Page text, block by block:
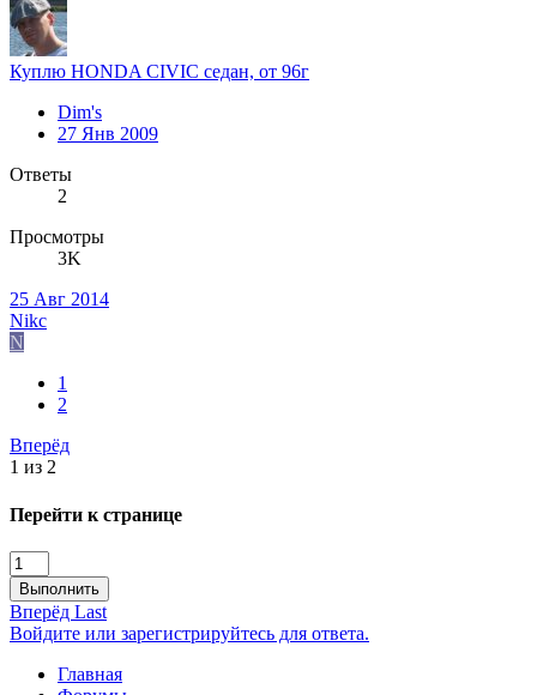
Куплю HONDA CIVIC седан, от 96г
Dim's
27 Янв 2009
Ответы
2
Просмотры
3K
25 Авг 2014
Nikc
N
1
2
Вперёд
1 из 2
Перейти к странице
Выполнить
Вперёд Last
Войдите или зарегистрируйтесь для ответа.
Главная